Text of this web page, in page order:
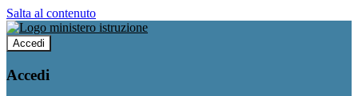
Salta al contenuto
Accedi
Accedi